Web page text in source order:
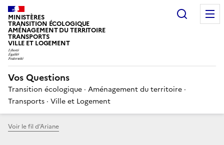
MINISTÈRES
TRANSITION ÉCOLOGIQUE
AMÉNAGEMENT DU TERRITOIRE
TRANSPORTS
VILLE ET LOGEMENT
Vos Questions
Transition écologique · Aménagement du territoire ·
Transports · Ville et Logement
Voir le fil d’Ariane